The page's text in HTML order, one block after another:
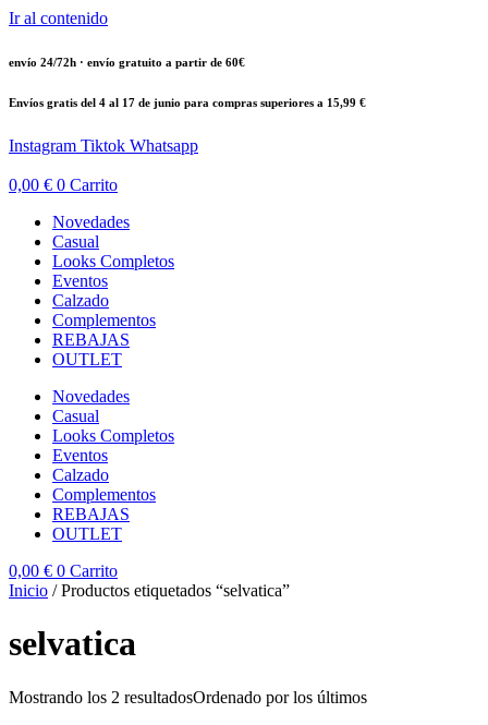
Ir al contenido
envío 24/72h · envío gratuito a partir de 60€
Envíos gratis del 4 al 17 de junio para compras superiores a 15,99 €
Instagram Tiktok Whatsapp
0,00 € 0 Carrito
Novedades
Casual
Looks Completos
Eventos
Calzado
Complementos
REBAJAS
OUTLET
Novedades
Casual
Looks Completos
Eventos
Calzado
Complementos
REBAJAS
OUTLET
0,00 € 0 Carrito
Inicio / Productos etiquetados “selvatica”
selvatica
Mostrando los 2 resultadosOrdenado por los últimos